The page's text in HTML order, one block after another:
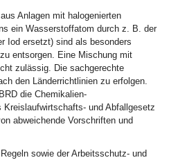
Anlagen mit halogenierten
ein Wasserstoffatom durch z. B. der
Iod ersetzt) sind als besonders
entsorgen. Eine Mischung mit
zulässig. Die sachgerechte
den Länderrichtlinien zu erfolgen.
die Chemikalien-
Kreislaufwirtschafts- und Abfallgesetz
abweichende Vorschriften und
sowie der Arbeitsschutz- und